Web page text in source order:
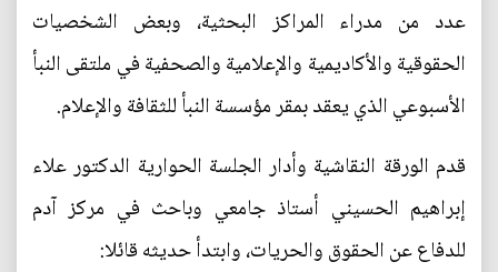
عدد من مدراء المراكز البحثية، وبعض الشخصيات
الحقوقية والأكاديمية والإعلامية والصحفية في ملتقى النبأ
الأسبوعي الذي يعقد بمقر مؤسسة النبأ للثقافة والإعلام.
قدم الورقة النقاشية وأدار الجلسة الحوارية الدكتور علاء
إبراهيم الحسيني أستاذ جامعي وباحث في مركز آدم
للدفاع عن الحقوق والحريات، وابتدأ حديثه قائلا: